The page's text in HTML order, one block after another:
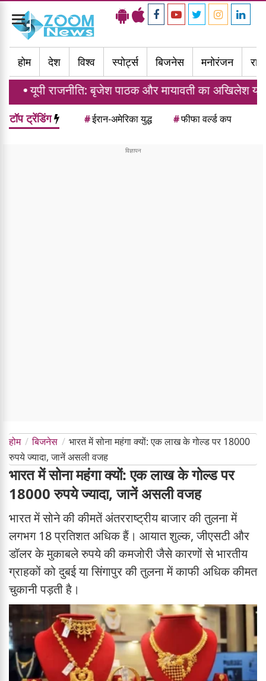
Toggle
navigation
होम
देश विश्व स्पोर्ट्स बिजनेस मनोरंजन
बृजेश पाठक और मायावती का अखिलेश यादव पर बड़ा हमला,
टॉप ट्रेंडिंग #ईरान-अमेरिका युद्ध #फीफा वर्ल्ड कप
होम बिजनेस
भारत में सोना महंगा क्यों: एक लाख के गोल्ड पर 18000
रुपये ज्यादा, जानें असली वजह
भारत में सोना महंगा क्यों: एक लाख के गोल्ड पर
18000 रुपये ज्यादा, जानें असली वजह
भारत में सोने की कीमतें अंतरराष्ट्रीय बाजार की तुलना में
लगभग 18 प्रतिशत अधिक हैं। आयात शुल्क, जीएसटी और
डॉलर के मुकाबले रुपये की कमजोरी जैसे कारणों से भारतीय
ग्राहकों को दुबई या सिंगापुर की तुलना में काफी अधिक कीमत
चुकानी पड़ती है।